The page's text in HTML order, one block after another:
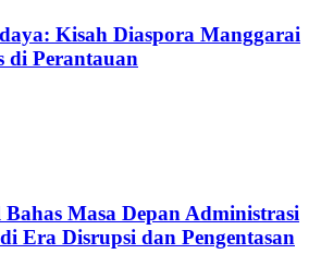
Kisah Diaspora Manggarai
di Perantauan
Masa Depan Administrasi
Era Disrupsi dan Pengentasan